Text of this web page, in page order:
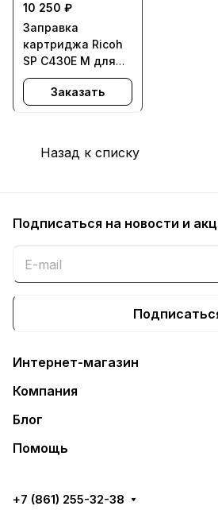
10 250 ₽
Заправка
картриджа Ricoh
SP C430E M для
Aficio SPC430,
SPC431Заказать
Назад к списку
Подписаться на новости и
Интернет-магазин
Компания
Блог
Помощь
+7 (861) 255-32-38